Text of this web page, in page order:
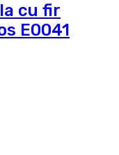
cu fir
E0041